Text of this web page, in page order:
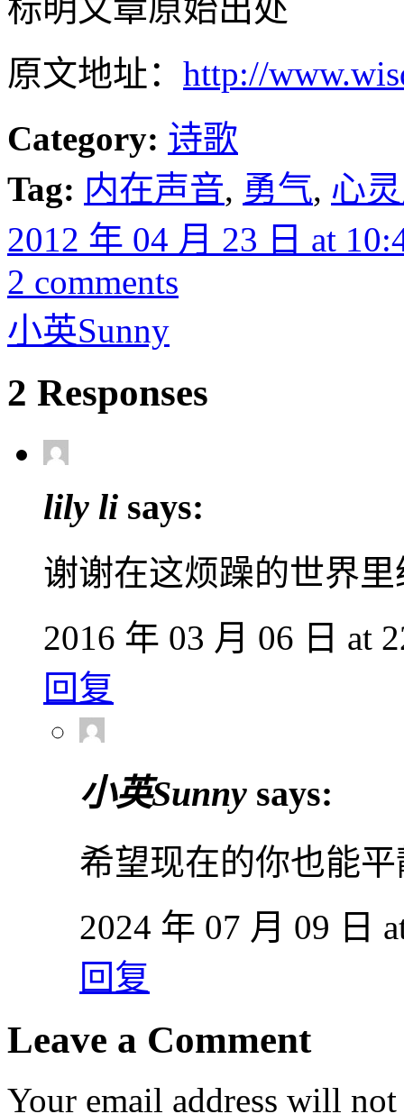
标明文章原始出处
原文地址： http://
Category: 诗歌
Tag: 内在声音, 勇气, 心
2012 年 04 月 23 日 at
2 comments
小英Sunny
2 Responses
lily li says:
谢谢在这烦躁的世界
2016 年 03 月 06 日 at
回复
小英Sunny says:
希望现在的你也能
2024 年 07 月 09 日
回复
Leave a Comment
Your email address will